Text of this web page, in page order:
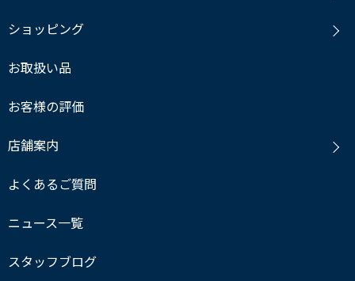
ショッピング
お取扱い品
お客様の評価
店舗案内
よくあるご質問
ニュース一覧
スタッフブログ